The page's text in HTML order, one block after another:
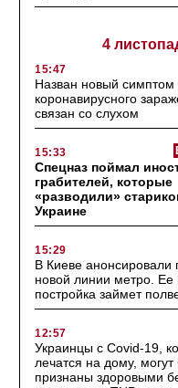
4
15:47
Назван новый симптом
коронавирусного
связан со слухом
15:33
Спецназ поймал
грабителей, которые
«разводили»
Украине
15:29
В Киеве анонсировали
новой линии метро. Ее
постройка займет
12:57
Украинцы с Covid-19,
лечатся на дому, могут
признаны здоровыми